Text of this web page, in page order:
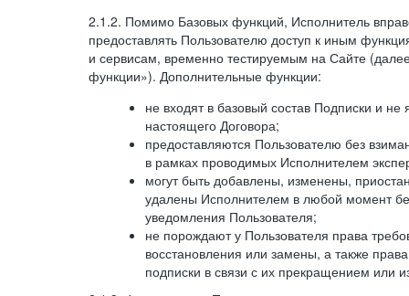
2.1.2. Помимо Базовых функций, Исполнитель
предоставлять Пользователю доступ к иным
и сервисам, временно тестируемым на Сайте
функции»). Дополнительные функции:
не входят в базовый состав Подписки и
настоящего Договора;
предоставляются Пользователю без
в рамках проводимых Исполнителем
могут быть добавлены, изменены,
удалены Исполнителем в любой момент
уведомления Пользователя;
не порождают у Пользователя права
восстановления или замены, а также
подписки в связи с их прекращением или